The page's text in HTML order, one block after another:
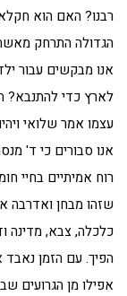
רבנו? האם הוא
הגדולה התרחק
אנו מבקשים עבור
לארץ כדי להתנבא?
עצמו אמר שלואי
אנו סבורים כי ד'
רוח אמיתיים בחיי
שזהו מבחן ואדרבה
כלכלה, צבא, מדינה
הפיך. עם הזמן נאבד
אפילו מן הגרועים